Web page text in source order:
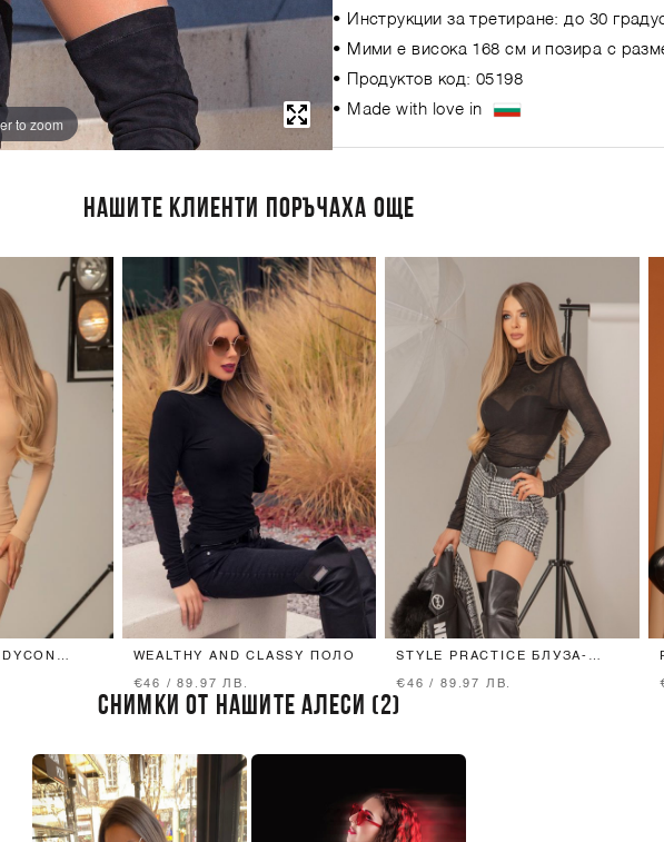
to zoom
• Инструкции за третиране: до 30
• Мими е висока 168 см и позира с
• Продуктов код: 05198
• Made with love in
НАШИТЕ КЛИЕНТИ ПОРЪЧАХА ОЩЕ
WEALTHY AND CLASSY ПОЛО
€46 / 89.97 ЛВ.
STYLE PRACTICE БЛУЗА-
€46 / 89.97 ЛВ.
СНИМКИ ОТ НАШИТЕ АЛЕСИ (2)